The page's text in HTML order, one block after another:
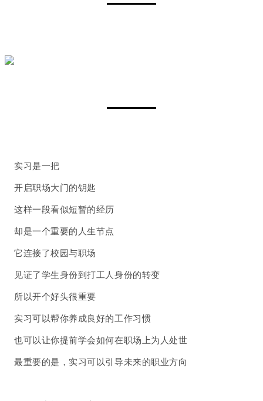
实习是一把
开启职场大门的钥匙
这样一段看似短暂的经历
却是一个重要的人生节点
它连接了校园与职场
见证了学生身份到打工人身份的转变
所以开个好头很重要
实习可以帮你养成良好的工作习惯
也可以让你提前学会如何在职场上为人处世
最重要的是，实习可以引导未来的职业方向